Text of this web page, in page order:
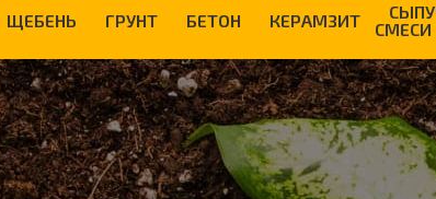
ЩЕБЕНЬ ГРУНТ БЕТОН КЕРАМЗИТ
СМЕСИ